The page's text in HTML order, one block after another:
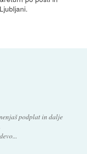
podplat in dalje